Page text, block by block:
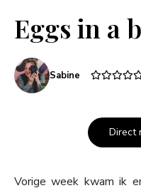
Eggs in a
Sabine
Direct
Vorige week kwam ik